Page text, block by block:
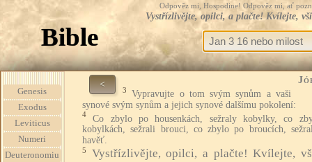
Odpověz mi, Hospodine! Odpověz mi, ať
Vystřízlivějte, opilci, a plačte! Kvílejte,
Bible
Genesis
Exodus
Leviticus
Numeri
Deuteronomiu
<
3
Vypravujte o tom svým synům a vaši
synové svým synům a jejich synové dalšímu pokolení:
4
Co zbylo po housenkách, sežraly kobylky, co
kobylkách, sežrali brouci, co zbylo po broucích,
havěť.
5
Vystřízlivějte, opilci, a plačte! Kvílejte,